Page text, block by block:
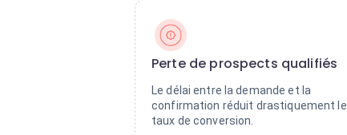
Perte de prospects qualifiés
Le délai entre la demande et la
confirmation réduit drastiquement le
taux de conversion.